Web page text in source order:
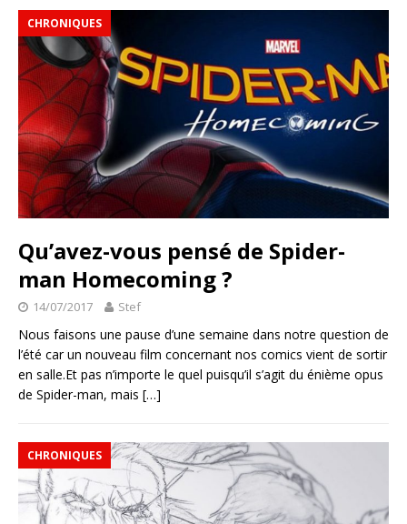
CHRONIQUES
Qu’avez-vous pensé de Spider-
man Homecoming ?
14/07/2017 Stef
Nous faisons une pause d’une semaine dans notre question de
l’été car un nouveau film concernant nos comics vient de sortir
en salle.Et pas n’importe le quel puisqu’il s’agit du énième opus
de Spider-man, mais […]
CHRONIQUES